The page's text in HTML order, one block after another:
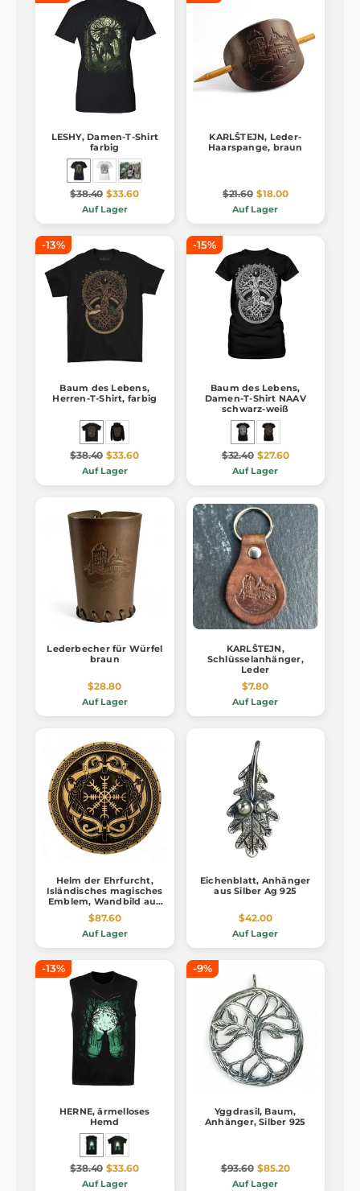
LESHY, Damen-T-Shirt
farbig
$38.40 $33.60
Auf Lager
KARLŠTEJN, Leder-
Haarspange, braun
$21.60 $18.00
Auf Lager
-13%
Baum des Lebens,
Herren-T-Shirt, farbig
$38.40 $33.60
Auf Lager
-15%
Baum des Lebens,
Damen-T-Shirt NAAV
schwarz-weiß
$32.40 $27.60
Auf Lager
Lederbecher für Würfel
braun
$28.80
Auf Lager
KARLŠTEJN,
Schlüsselanhänger,
Leder
$7.80
Auf Lager
Helm der Ehrfurcht,
Isländisches magisches
Emblem, Wandbild aus
Holz 32cm
$87.60
Auf Lager
Eichenblatt, Anhänger
aus Silber Ag 925
$42.00
Auf Lager
-13%
HERNE, ärmelloses
Hemd
$38.40 $33.60
Auf Lager
-9%
Yggdrasil, Baum,
Anhänger, Silber 925
$93.60 $85.20
Auf Lager